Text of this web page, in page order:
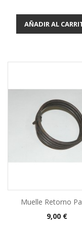
AÑADIR AL
Muelle Retorno
Precio
9,00 €